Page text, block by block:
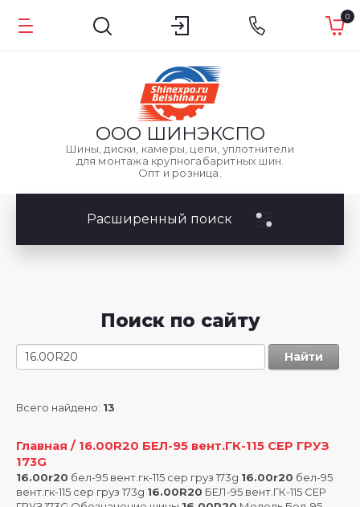
0
ООО ШИНЭКСПО
Шины, диски, камеры, цепи, уплотнители
для монтажа крупногабаритных шин.
Опт и розница.
Расширенный поиск
Поиск по сайту
Найти
Всего найдено: 13
Главная / 16.00R20 БЕЛ-95 вент.ГК-115 СЕР ГРУЗ
173G
16.00r20 бел-95 вент.гк-115 сер груз 173g 16.00r20 бел-95
вент.гк-115 сер груз 173g 16.00R20 БЕЛ-95 вент.ГК-115 СЕР